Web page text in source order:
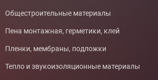
Общестроительные материалы
Пена монтажная, герметики, клей
Пленки, мембраны, подложки
Тепло и звукоизоляционные материалы